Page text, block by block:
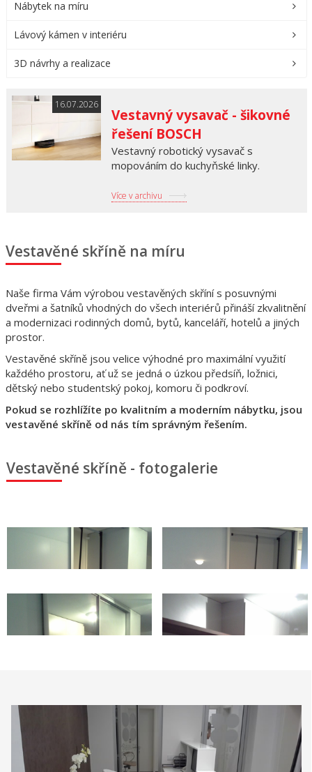
Nábytek na míru
Lávový kámen v interiéru
3D návrhy a realizace
16.07.2026
Vestavný vysavač - šikovné
řešení BOSCH
Vestavný robotický vysavač s
mopováním do kuchyňské linky.
Více v archivu
Vestavěné skříně na míru
Naše firma Vám výrobou vestavěných skříní s posuvnými
dveřmi a šatníků vhodných do všech interiérů přináší zkvalitnění
a modernizaci rodinných domů, bytů, kanceláří, hotelů a jiných
prostor.
Vestavěné skříně jsou velice výhodné pro maximální využití
každého prostoru, ať už se jedná o úzkou předsíň, ložnici,
dětský nebo studentský pokoj, komoru či podkroví.
Pokud se rozhlížíte po kvalitním a moderním nábytku, jsou
vestavěné skříně od nás tím správným řešením.
Vestavěné skříně - fotogalerie